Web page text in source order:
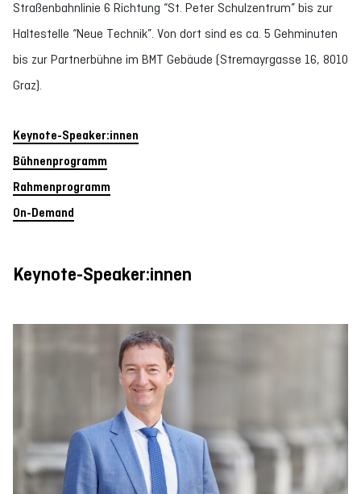
Straßenbahnlinie 6 Richtung “St. Peter Schulzentrum” bis zur
Haltestelle “Neue Technik”. Von dort sind es ca. 5 Gehminuten
bis zur Partnerbühne im BMT Gebäude (Stremayrgasse 16, 8010
Graz).
Keynote-Speaker:innen
Bühnenprogramm
Rahmenprogramm
On-Demand
Keynote-Speaker:innen